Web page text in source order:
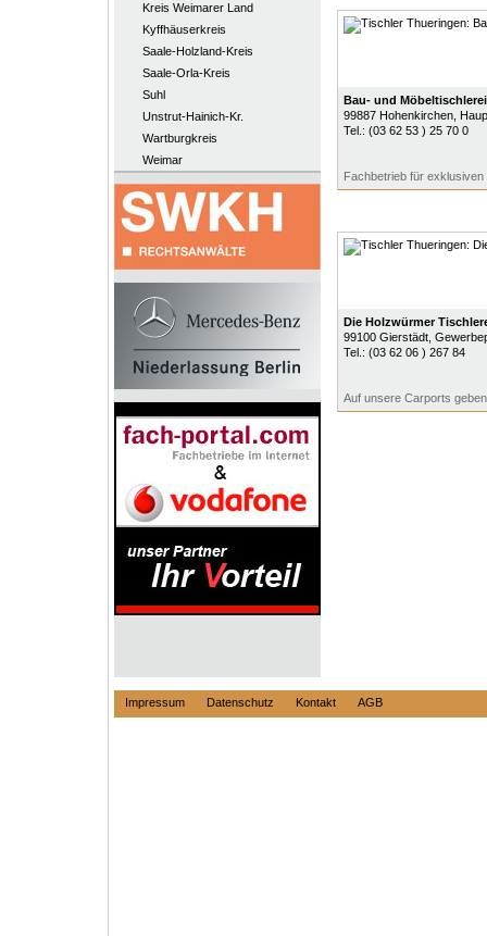
Kreis Weimarer Land
Kyffhäuserkreis
Saale-Holzland-Kreis
Saale-Orla-Kreis
Suhl
Unstrut-Hainich-Kr.
Wartburgkreis
Weimar
Bau- und
99887 Hohenkirchen,
Tel.: (03 62 53 ) 25 70 0
Fachbetrieb für exklusiven
Die Holzwürmer
99100 Gierstädt,
Tel.: (03 62 06 ) 267 84
Auf unsere Carports
Impressum Datenschutz Kontakt AGB